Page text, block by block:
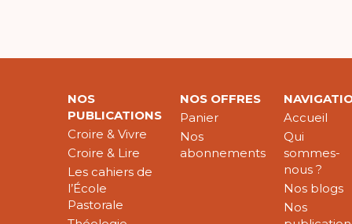
NOS
PUBLICATIONS
Croire & Vivre
Croire & Lire
Les cahiers de
l’École
Pastorale
NOS OFFRES
Panier
Nos
abonnements
Accueil
Qui
sommes-
nous ?
Nos blogs
Nos